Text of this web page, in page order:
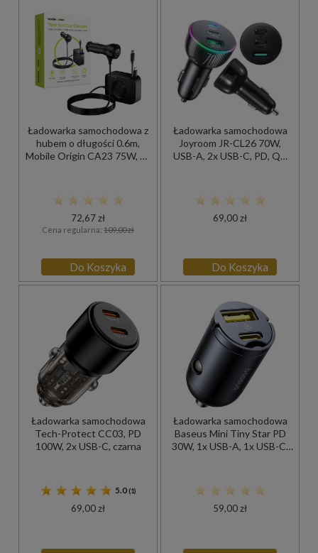
Ładowarka samochodowa z
hubem o długości 0.6m,
Mobile Origin CA23 75W, 2x
72,67 zł
Cena regularna: 109,00 zł
Do Koszyka
Ładowarka samochodowa
Joyroom JR-CL26 70W,
USB-A, 2x USB-C, PD, QC
69,00 zł
Do Koszyka
Ładowarka samochodowa
Tech-Protect CC03, PD
100W, 2x USB-C, czarna
5.0 (1)
69,00 zł
Ładowarka samochodowa
Baseus Mini Tiny Star PD
30W, 1x USB-A, 1x USB-C,
59,00 zł